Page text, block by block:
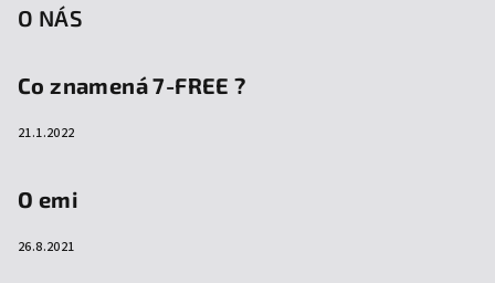
O NÁS
Co znamená 7-FREE ?
21.1.2022
O emi
26.8.2021